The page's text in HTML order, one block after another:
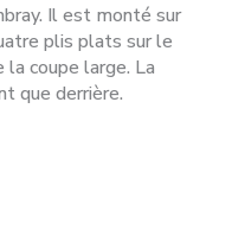
Il est monté sur
plis plats sur le
coupe large. La
que derrière.